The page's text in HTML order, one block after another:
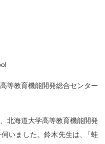
等教育機能開発総合センター
北海道大学高等教育機能開発
いました。鈴木先生は
「蛙